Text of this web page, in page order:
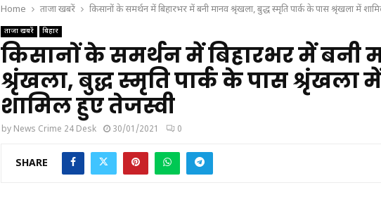
Home ताजा खबरें किसानों के समर्थन में बिहारभर में बनी मानव श्रृंखला, बुद्ध स्मृति पार्क के पास श्रृंखला में
ताजा खबरें बिहार
किसानों के समर्थन में बिहारभर में बनी
श्रृंखला, बुद्ध स्मृति पार्क के पास श्रृंखला में
शामिल हुए तेजस्वी
by News Crime 24 Desk 30/01/2021 0
SHARE